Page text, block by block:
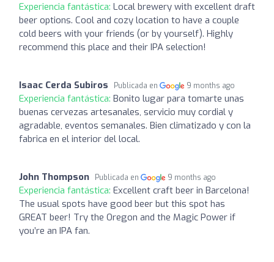
Experiencia fantástica: Local brewery with excellent draft
beer options. Cool and cozy location to have a couple
cold beers with your friends (or by yourself). Highly
recommend this place and their IPA selection!
Isaac Cerda Subiros Publicada en 9 months ago
Experiencia fantástica: Bonito lugar para tomarte unas
buenas cervezas artesanales, servicio muy cordial y
agradable, eventos semanales. Bien climatizado y con la
fabrica en el interior del local.
John Thompson Publicada en 9 months ago
Experiencia fantástica: Excellent craft beer in Barcelona!
The usual spots have good beer but this spot has
GREAT beer! Try the Oregon and the Magic Power if
you’re an IPA fan.